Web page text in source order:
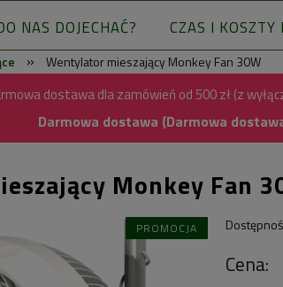
NAS DOJECHAĆ? CZAS I KOSZTY
BLOG
» Wentylator mieszający Monkey Fan 30W
dostawa dla zamówień od 500 zł (z
Darmowa dostawa (Darmowa
Monkey Fan
PROMOCJA
Cena: